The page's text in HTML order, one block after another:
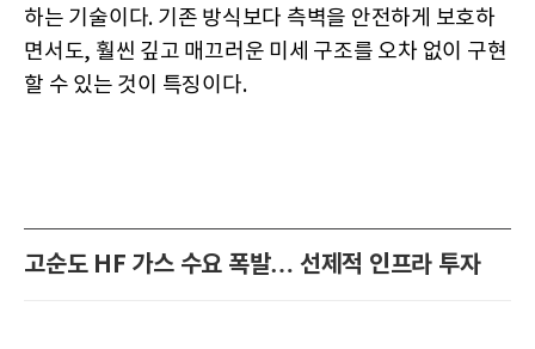
하는 기술이다. 기존 방식보다 측벽을 안전하게 보호하
면서도, 훨씬 깊고 매끄러운 미세 구조를 오차 없이 구현
할 수 있는 것이 특징이다.
고순도 HF 가스 수요 폭발… 선제적 인프라 투자